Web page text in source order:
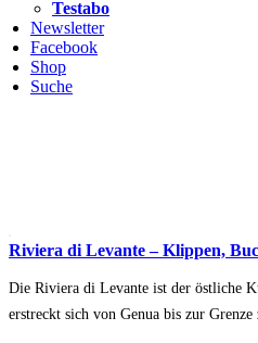
Testabo
Newsletter
Facebook
Shop
Suche
Riviera di Levante – Klippen,
Die Riviera di Levante ist der östliche
erstreckt sich von Genua bis zur Grenze